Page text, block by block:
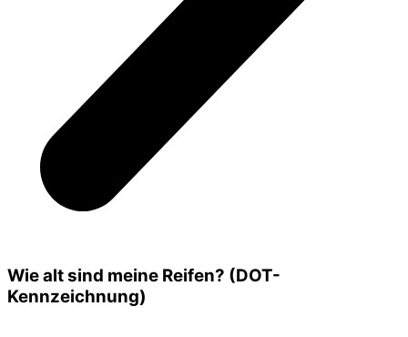
Wie alt sind meine Reifen? (DOT-
Kennzeichnung)